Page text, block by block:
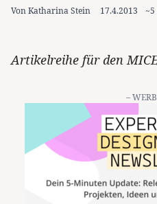
Von Katharina Stein 17.4.2013
Artikelreihe für den
–